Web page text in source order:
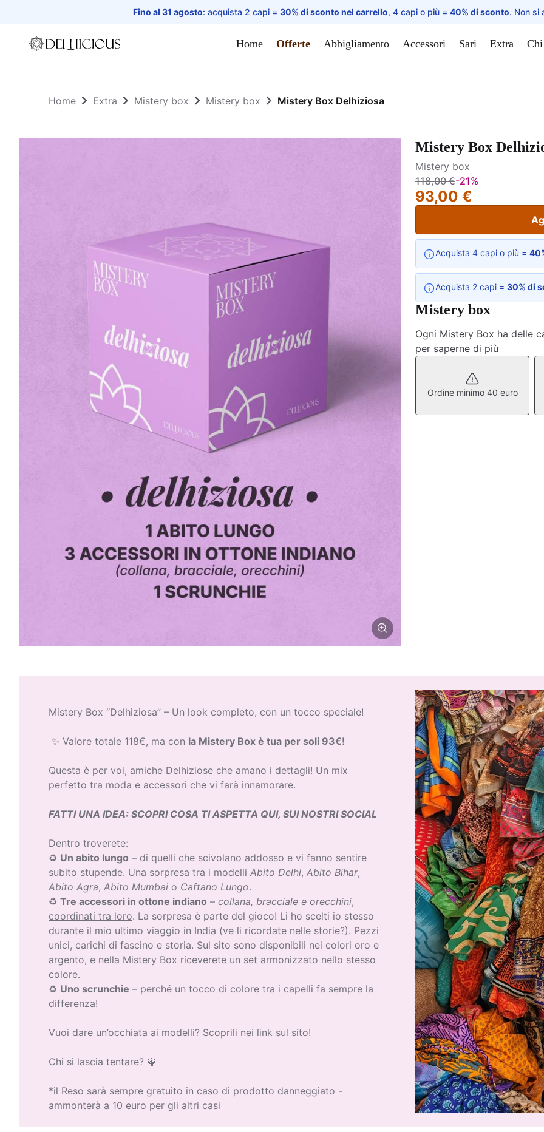
Fino al 31 agosto: acquista 2 capi = 30% di sconto nel carrello, 4 capi o più = 40% di sconto. Non si
Home
Home Offerte Abbigliamento Accessori Sari Extra
Home Extra Mistery box Mistery box Mistery Box Delhiziosa
Mistery Box
Mistery box
118,00 €-21%
93,00 €
Acquista 4 capi o più =
Acquista 2 capi = 30% di
Mistery box
Ogni Mistery Box ha delle
per saperne di più
Ordine minimo 40 euro
Mistery Box “Delhiziosa” – Un look completo, con un tocco speciale!
✨ Valore totale 118€, ma con la Mistery Box è tua per soli 93€!
Questa è per voi, amiche Delhiziose che amano i dettagli! Un mix
perfetto tra moda e accessori che vi farà innamorare.
FATTI UNA IDEA: SCOPRI COSA TI ASPETTA QUI, SUI NOSTRI SOCIAL
Dentro troverete:
♻ Un abito lungo – di quelli che scivolano addosso e vi fanno sentire
subito stupende. Una sorpresa tra i modelli Abito Delhi, Abito Bihar,
Abito Agra, Abito Mumbai o Caftano Lungo.
♻ Tre accessori in ottone indiano – collana, bracciale e orecchini,
coordinati tra loro. La sorpresa è parte del gioco! Li ho scelti io stesso
durante il mio ultimo viaggio in India (ve li ricordate nelle storie?). Pezzi
unici, carichi di fascino e storia. Sul sito sono disponibili nei colori oro e
argento, e nella Mistery Box riceverete un set armonizzato nello stesso
colore.
♻ Uno scrunchie – perché un tocco di colore tra i capelli fa sempre la
differenza!
Vuoi dare un’occhiata ai modelli? Scoprili nei link sul sito!
Chi si lascia tentare? 🦚
*il Reso sarà sempre gratuito in caso di prodotto danneggiato -
ammonterà a 10 euro per gli altri casi